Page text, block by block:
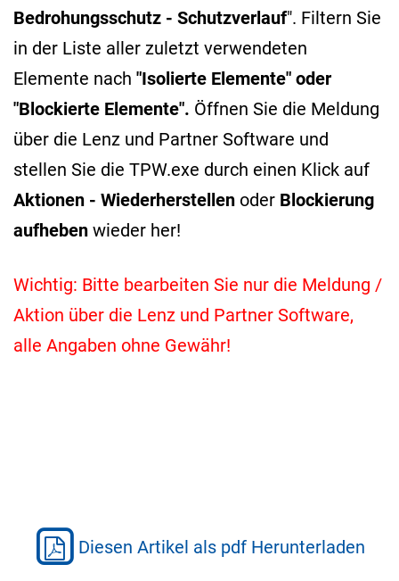
Bedrohungsschutz - Schutzverlauf". Filtern Sie
in der Liste aller zuletzt verwendeten
Elemente nach "Isolierte Elemente" oder
"Blockierte Elemente". Öffnen Sie die Meldung
über die Lenz und Partner Software und
stellen Sie die TPW.exe durch einen Klick auf
Aktionen - Wiederherstellen oder Blockierung
aufheben wieder her!
Wichtig: Bitte bearbeiten Sie nur die Meldung /
Aktion über die Lenz und Partner Software,
alle Angaben ohne Gewähr!
Diesen Artikel als pdf Herunterladen